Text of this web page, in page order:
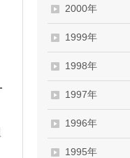
2000年
1999年
1998年
1997年
1996年
1995年